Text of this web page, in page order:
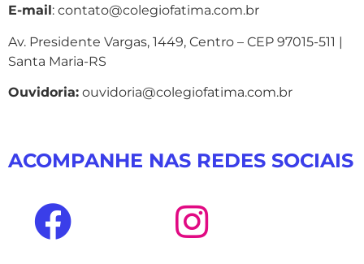
E-mail: contato@colegiofatima.com.br
Av. Presidente Vargas, 1449, Centro – CEP 97015-511 |
Santa Maria-RS
Ouvidoria: ouvidoria@colegiofatima.com.br
ACOMPANHE NAS REDES SOCIAIS